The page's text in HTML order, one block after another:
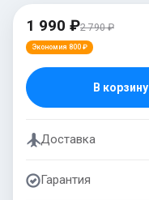
1 990 ₽2 790 ₽
Экономия 800 ₽
В корзину
Доставка
Гарантия